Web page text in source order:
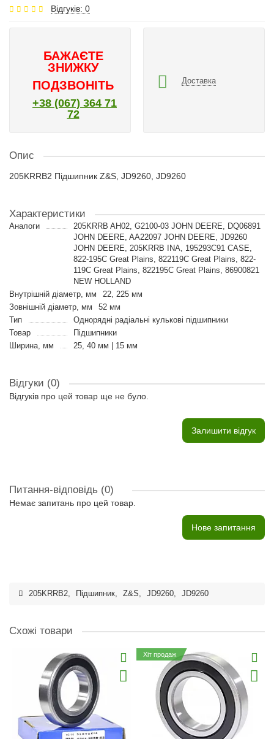
Відгуків: 0
БАЖАЄТЕ
ЗНИЖКУ
ПОДЗВОНІТЬ
+38 (067) 364 71
72
Доставка
Опис
205KRRB2 Підшипник Z&S, JD9260, JD9260
Характеристики
Аналоги
205KRRB AH02, G2100-03 JOHN DEERE, DQ06891
JOHN DEERE, AA22097 JOHN DEERE, JD9260
JOHN DEERE, 205KRRB INA, 195293C91 CASE,
822-195C Great Plains, 822119C Great Plains, 822-
119C Great Plains, 822195C Great Plains, 86900821
NEW HOLLAND
Внутрішній діаметр, мм
22, 225 мм
Зовнішній діаметр, мм
52 мм
Тип
Однорядні радіальні кулькові підшипники
Товар
Підшипники
Ширина, мм
25, 40 мм | 15 мм
Відгуки (0)
Відгуків про цей товар ще не було.
Залишити відгук
Питання-відповідь (0)
Немає запитань про цей товар.
Нове запитання
205KRRB2, Підшипник, Z&S, JD9260, JD9260
Схожі товари
Хіт продаж